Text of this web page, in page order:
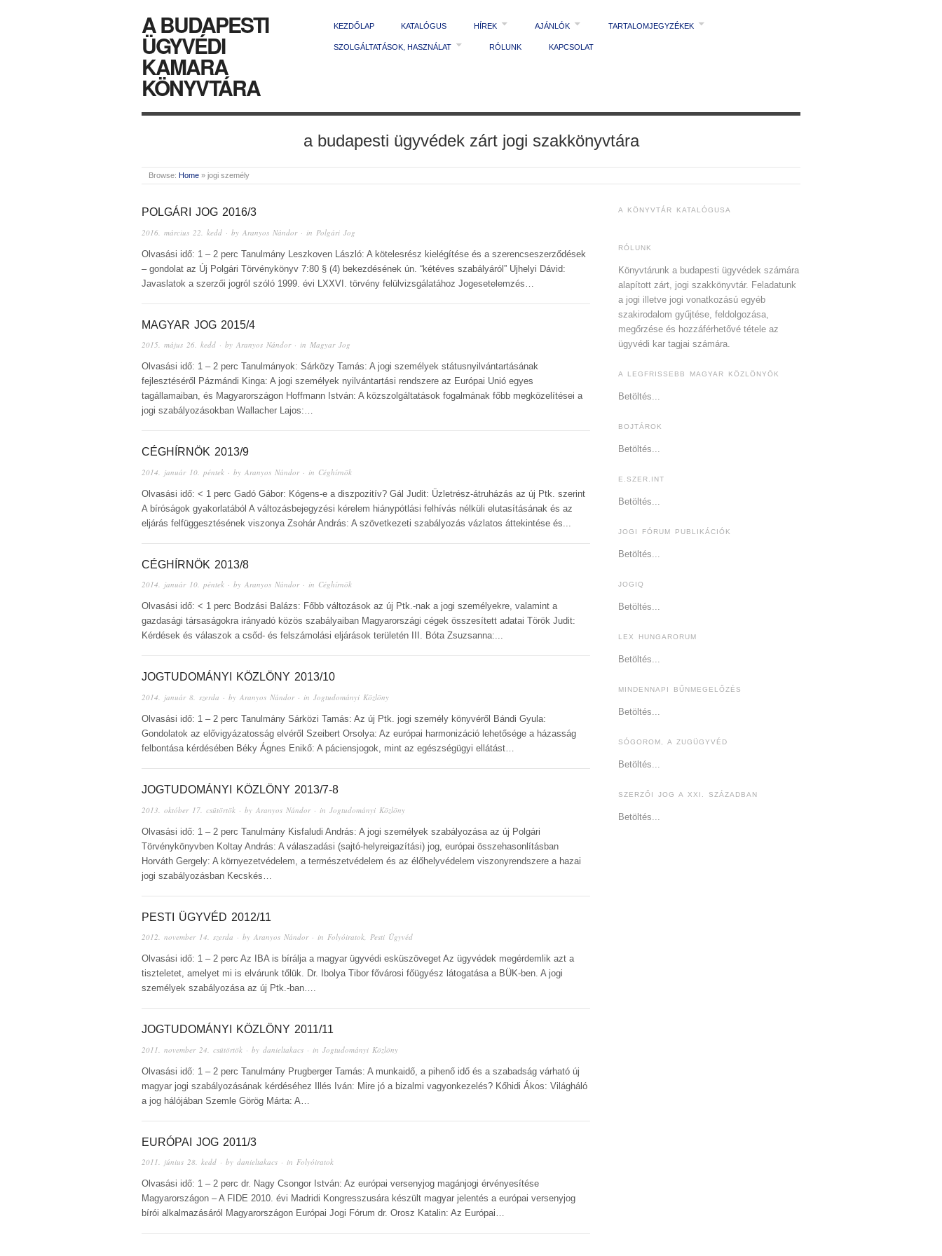
A BUDAPESTI
ÜGYVÉDI
KAMARA
KÖNYVTÁRA
KEZDŐLAP KATALÓGUS HÍREK AJÁNLÓK TARTALOMJEGYZÉKEK
SZOLGÁLTATÁSOK, HASZNÁLAT RÓLUNK KAPCSOLAT
a budapesti ügyvédek zárt jogi szakkönyvtára
Browse: Home » jogi személy
POLGÁRI JOG 2016/3
2016. március 22. kedd · by Aranyos Nándor· in Polgári Jog
Olvasási idő: 1 – 2 perc Tanulmány Leszkoven László: A kötelesrész kielégítése és a szerencseszerződések
– gondolat az Új Polgári Törvénykönyv 7:80 § (4) bekezdésének ún. “kétéves szabályáról” Ujhelyi Dávid:
Javaslatok a szerzői jogról szóló 1999. évi LXXVI. törvény felülvizsgálatához Jogesetelemzés…
MAGYAR JOG 2015/4
2015. május 26. kedd · by Aranyos Nándor· in Magyar Jog
Olvasási idő: 1 – 2 perc Tanulmányok: Sárközy Tamás: A jogi személyek státusnyilvántartásának
fejlesztéséről Pázmándi Kinga: A jogi személyek nyilvántartási rendszere az Európai Unió egyes
tagállamaiban, és Magyarországon Hoffmann István: A közszolgáltatások fogalmának főbb megközelítései a
jogi szabályozásokban Wallacher Lajos:…
CÉGHÍRNÖK 2013/9
2014. január 10. péntek · by Aranyos Nándor· in Céghírnök
Olvasási idő: < 1 perc Gadó Gábor: Kógens-e a diszpozitív? Gál Judit: Üzletrész-átruházás az új Ptk. szerint
A bíróságok gyakorlatából A változásbejegyzési kérelem hiánypótlási felhívás nélküli elutasításának és az
eljárás felfüggesztésének viszonya Zsohár András: A szövetkezeti szabályozás vázlatos áttekintése és...
CÉGHÍRNÖK 2013/8
2014. január 10. péntek · by Aranyos Nándor· in Céghírnök
Olvasási idő: < 1 perc Bodzási Balázs: Főbb változások az új Ptk.-nak a jogi személyekre, valamint a
gazdasági társaságokra irányadó közös szabályaiban Magyarországi cégek összesített adatai Török Judit:
Kérdések és válaszok a csőd- és felszámolási eljárások területén III. Bóta Zsuzsanna:...
JOGTUDOMÁNYI KÖZLÖNY 2013/10
2014. január 8. szerda · by Aranyos Nándor· in Jogtudományi Közlöny
Olvasási idő: 1 – 2 perc Tanulmány Sárközi Tamás: Az új Ptk. jogi személy könyvéről Bándi Gyula:
Gondolatok az elővigyázatosság elvéről Szeibert Orsolya: Az európai harmonizáció lehetősége a házasság
felbontása kérdésében Béky Ágnes Enikő: A páciensjogok, mint az egészségügyi ellátást…
JOGTUDOMÁNYI KÖZLÖNY 2013/7-8
2013. október 17. csütörtök · by Aranyos Nándor· in Jogtudományi Közlöny
Olvasási idő: 1 – 2 perc Tanulmány Kisfaludi András: A jogi személyek szabályozása az új Polgári
Törvénykönyvben Koltay András: A válaszadási (sajtó-helyreigazítási) jog, európai összehasonlításban
Horváth Gergely: A környezetvédelem, a természetvédelem és az élőhelyvédelem viszonyrendszere a hazai
jogi szabályozásban Kecskés…
PESTI ÜGYVÉD 2012/11
2012. november 14. szerda · by Aranyos Nándor· in Folyóiratok, Pesti Ügyvéd
Olvasási idő: 1 – 2 perc Az IBA is bírálja a magyar ügyvédi esküszöveget Az ügyvédek megérdemlik azt a
tiszteletet, amelyet mi is elvárunk tőlük. Dr. Ibolya Tibor fővárosi főügyész látogatása a BÜK-ben. A jogi
személyek szabályozása az új Ptk.-ban….
JOGTUDOMÁNYI KÖZLÖNY 2011/11
2011. november 24. csütörtök · by danieltakacs · in Jogtudományi Közlöny
Olvasási idő: 1 – 2 perc Tanulmány Prugberger Tamás: A munkaidő, a pihenő idő és a szabadság várható új
magyar jogi szabályozásának kérdéséhez Illés Iván: Mire jó a bizalmi vagyonkezelés? Kőhidi Ákos: Világháló
a jog hálójában Szemle Görög Márta: A…
EURÓPAI JOG 2011/3
2011. június 28. kedd · by danieltakacs · in Folyóiratok
Olvasási idő: 1 – 2 perc dr. Nagy Csongor István: Az európai versenyjog magánjogi érvényesítése
Magyarországon – A FIDE 2010. évi Madridi Kongresszusára készült magyar jelentés a európai versenyjog
bírói alkalmazásáról Magyarországon Európai Jogi Fórum dr. Orosz Katalin: Az Európai…
A KÖNYVTÁR KATALÓGUSA
RÓLUNK
Könyvtárunk a budapesti ügyvédek számára
alapított zárt, jogi szakkönyvtár. Feladatunk
a jogi illetve jogi vonatkozású egyéb
szakirodalom gyűjtése, feldolgozása,
megőrzése és hozzáférhetővé tétele az
ügyvédi kar tagjai számára.
A LEGFRISSEBB MAGYAR KÖZLÖNYÖK
Betöltés...
BOJTÁROK
Betöltés...
E.SZER.INT
Betöltés...
JOGI FÓRUM PUBLIKÁCIÓK
Betöltés...
JOGIQ
Betöltés...
LEX HUNGARORUM
Betöltés...
MINDENNAPI BŰNMEGELŐZÉS
Betöltés...
SÓGOROM, A ZUGÜGYVÉD
Betöltés...
SZERZŐI JOG A XXI. SZÁZADBAN
Betöltés...